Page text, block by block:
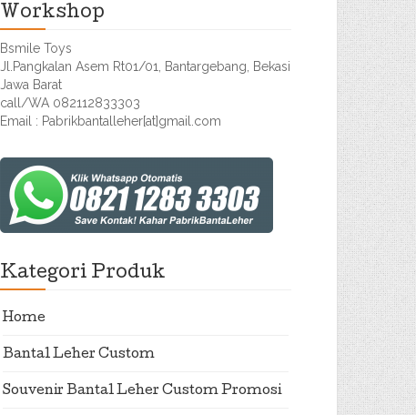
Workshop
Bsmile Toys
Jl.Pangkalan Asem Rt01/01, Bantargebang, Bekasi
Jawa Barat
call/WA 082112833303
Email : Pabrikbantalleher[at]gmail.com
Kategori Produk
Home
Bantal Leher Custom
Souvenir Bantal Leher Custom Promosi